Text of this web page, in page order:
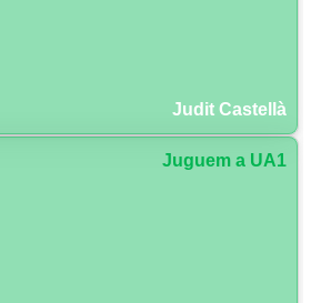
Judit Castellà
Juguem a UA1